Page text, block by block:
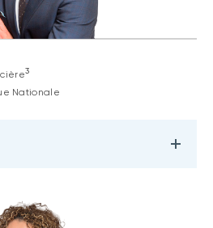
3
Nationale